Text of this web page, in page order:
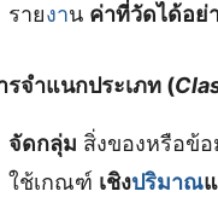
รายงาน ค่าที่วัดได้อย่
รจำแนกประเภท (
จัดกลุ่ม สิ่งของหรือข้
ใช้เกณฑ์ เชิงปริมาณ